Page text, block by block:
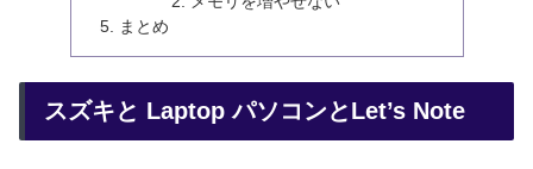
まとめ
スズキと Laptop パソコンとLet’s Note